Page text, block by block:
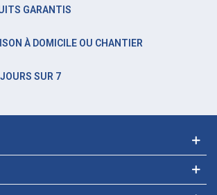
GARANTIS
À DOMICILE OU CHANTIER
SUR 7